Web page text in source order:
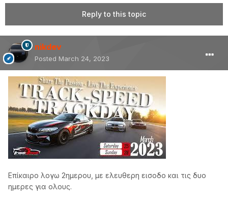
Reply to this topic
nikdev
Posted March 24, 2023
Επίκαιρο λογω 2ημερου, με ελευθερη εισοδο και τις δυο
ημερες για ολους.